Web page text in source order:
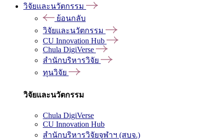
วิจัยและนวัตกรรม
ย้อนกลับ
วิจัยและนวัตกรรม
CU Innovation Hub
Chula DigiVerse
สำนักบริหารวิจัย
ทุนวิจัย
วิจัยและนวัตกรรม
Chula DigiVerse
CU Innovation Hub
สำนักบริหารวิจัยจุฬาฯ (สบจ.)